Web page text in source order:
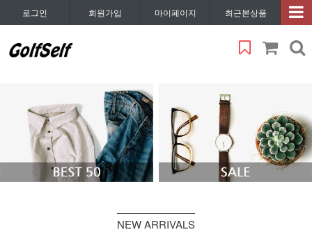
로그인 회원가입 마이페이지 최근본상품
NEW ARRIVALS